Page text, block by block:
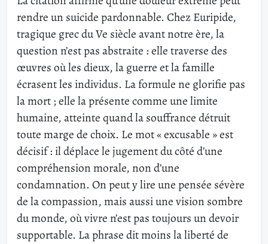
rendre un suicide pardonnable. Chez Euripide,
tragique grec du Ve siècle avant notre ère, la
question n’est pas abstraite : elle traverse des
œuvres où les dieux, la guerre et la famille
écrasent les individus. La formule ne glorifie pas
la mort ; elle la présente comme une limite
humaine, atteinte quand la souffrance détruit
toute marge de choix. Le mot « excusable » est
décisif : il déplace le jugement du côté d’une
compréhension morale, non d’une
condamnation. On peut y lire une pensée sévère
de la compassion, mais aussi une vision sombre
du monde, où vivre n’est pas toujours un devoir
supportable. La phrase dit moins la liberté de